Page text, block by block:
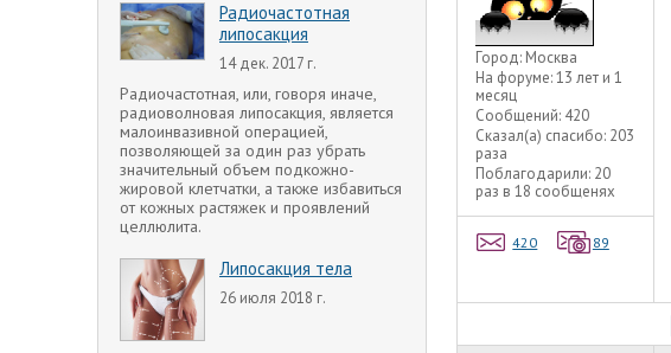
Радиочастотная
липосакция
14 дек. 2017 г.
Радиочастотная, или, говоря иначе,
радиоволновая липосакция, является
малоинвазивной операцией,
позволяющей за один раз убрать
значительный объем подкожно-
жировой клетчатки, а также избавиться
от кожных растяжек и проявлений
целлюлита.
Липосакция тела
26 июля 2018 г.
Город: Москва
На форуме:13 лет и 1
месяц
Сообщений: 420
Сказал(а) спасибо: 203
раза
Поблагодарили: 20
раз в 18 сообщенях
420 89